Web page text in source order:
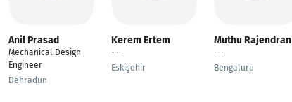
Anil Prasad
Mechanical Design
Engineer
Dehradun
Kerem Ertem
---
Eskişehir
Muthu Rajendran
---
Bengaluru